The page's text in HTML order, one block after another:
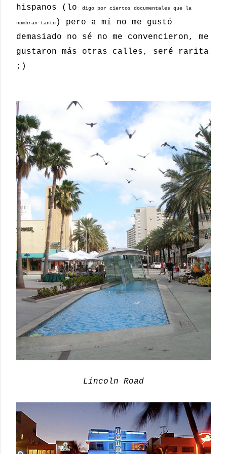
hispanos (lo
digo por ciertos documentales que la
nombran tanto ) pero a mí no me gustó
demasiado no sé no me convencieron, me
gustaron más otras calles, seré rarita
;)
Lincoln Road